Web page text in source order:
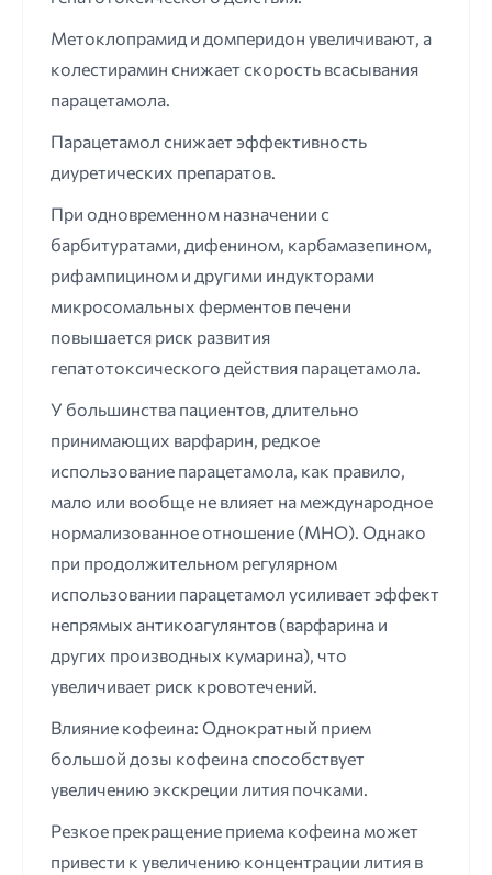
Метоклопрамид и домперидон увеличивают, а
колестирамин снижает скорость всасывания
парацетамола.
Парацетамол снижает эффективность
диуретических препаратов.
При одновременном назначении с
барбитуратами, дифенином, карбамазепином,
рифампицином и другими индукторами
микросомальных ферментов печени
повышается риск развития
гепатотоксического действия парацетамола.
У большинства пациентов, длительно
принимающих варфарин, редкое
использование парацетамола, как правило,
мало или вообще не влияет на международное
нормализованное отношение (МНО). Однако
при продолжительном регулярном
использовании парацетамол усиливает эффект
непрямых антикоагулянтов (варфарина и
других производных кумарина), что
увеличивает риск кровотечений.
Влияние кофеина: Однократный прием
большой дозы кофеина способствует
увеличению экскреции лития почками.
Резкое прекращение приема кофеина может
привести к увеличению концентрации лития в